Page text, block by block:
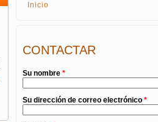
SE ENCUENTRA USTED
Inicio
CONTACTAR
Su nombre *
Su dirección de correo electrónico *